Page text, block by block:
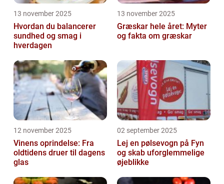
13 november 2025
Hvordan du balancerer
sundhed og smag i
hverdagen
13 november 2025
Græskar hele året: Myter
og fakta om græskar
12 november 2025
Vinens oprindelse: Fra
oldtidens druer til dagens
glas
02 september 2025
Lej en pølsevogn på Fyn
og skab uforglemmelige
øjeblikke